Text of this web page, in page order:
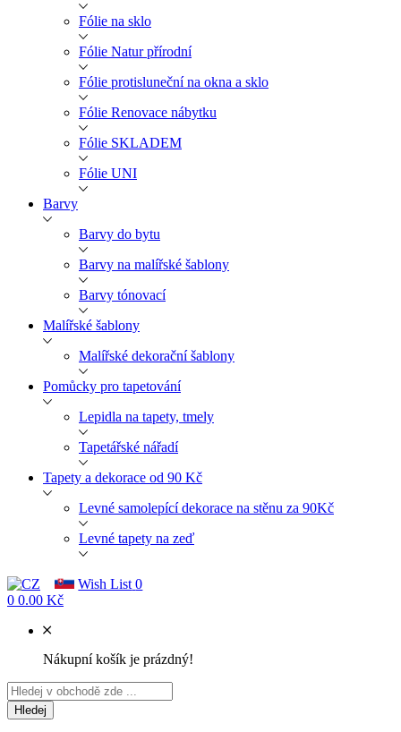
Fólie na sklo
Fólie Natur přírodní
Fólie protisluneční na okna a sklo
Fólie Renovace nábytku
Fólie SKLADEM
Fólie UNI
Barvy
Barvy do bytu
Barvy na malířské šablony
Barvy tónovací
Malířské šablony
Malířské dekorační šablony
Pomůcky pro tapetování
Lepidla na tapety, tmely
Tapetářské nářadí
Tapety a dekorace od 90 Kč
Levné samolepící dekorace na stěnu za 90Kč
Levné tapety na zeď
Wish List 0
0 0.00 Kč
Nákupní košík je prázdný!
Hledej